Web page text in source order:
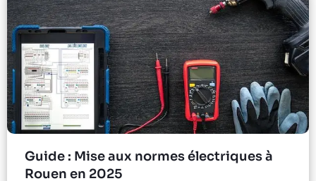
Guide : Mise aux normes électriques à
Rouen en 2025